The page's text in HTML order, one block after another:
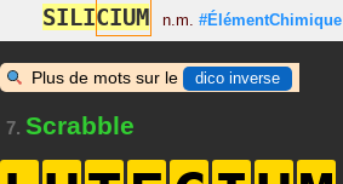
SILICIUM n.m. #ÉlémentChimique
Plus de mots sur le dico inverse
7. Scrabble